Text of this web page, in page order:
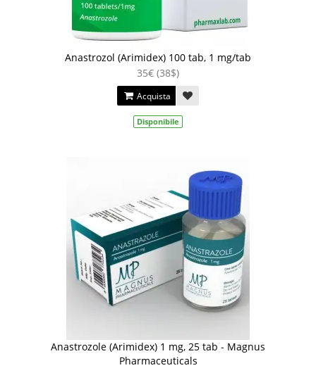
Anastrozol (Arimidex) 100 tab, 1 mg/tab
35€ (38$)
Acquista
Disponibile
Anastrozole (Arimidex) 1 mg, 25 tab - Magnus
Pharmaceuticals